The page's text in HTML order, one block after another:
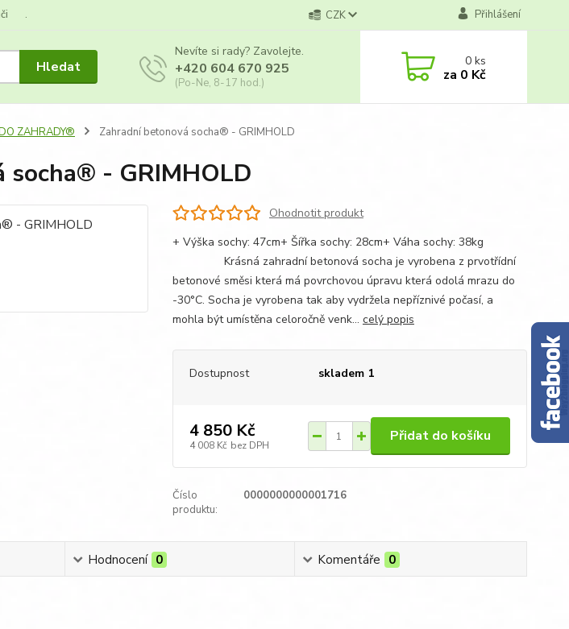
. CZK Přihlášení
Hledat
Nevíte si rady? Zavolejte.
+420 604 670 925
(Po-Ne, 8-17 hod.)
0ks
za 0 Kč
ZAHRADY® Zahradní betonová socha® - GRIMHOLD
socha® - GRIMHOLD
Ohodnotit produkt
+ Výška sochy: 47cm+ Šířka sochy: 28cm+ Váha sochy: 38kg
Krásná zahradní betonová socha je vyrobena z prvotřídní
betonové směsi která má povrchovou úpravu která odolá mrazu do
-30°C. Socha je vyrobena tak aby vydržela nepříznivé počasí, a
mohla být umístěna celoročně venk... celý popis
Dostupnost skladem 1
4 850 Kč
4 008 Kč bez DPH
Přidat do košíku
Číslo
produktu:
0000000000001716
Hodnocení 0 Komentáře 0